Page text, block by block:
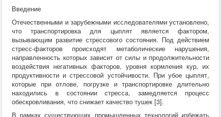
Токсикология
Зоогигиена
Патанатомия
Интересное
Кормление
Введение
Отечественными и зарубежными исследователями установлено,
что транспортировка для цыплят является фактором,
вызывающим развитие стрессового состояния. Под действием
стресс-факторов происходят метаболические нарушения,
направленность которых зависит от силы и продолжительности
воздействия негативных факторов, уровня кормления кур, их
продуктивности и стрессовой устойчивости. При убое цыплят,
которые при отлове, погрузке и транспортировке длительно
находились в состоянии стресса, замедляется процесс
обескровливания, что снижает качество тушек [3].
В рамках существующих промышленных технологий избежать